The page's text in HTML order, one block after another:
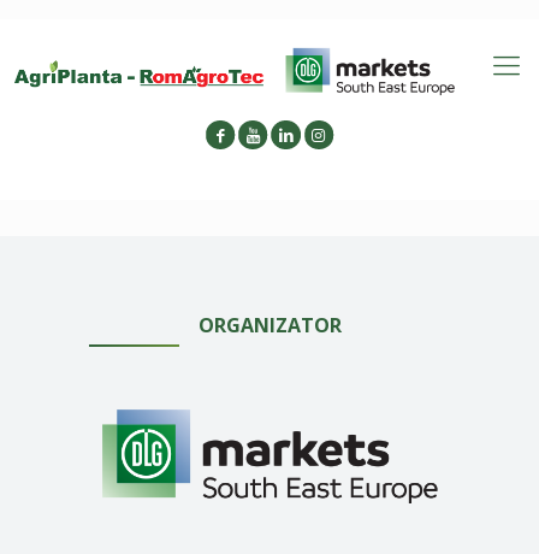
ORGANIZATOR